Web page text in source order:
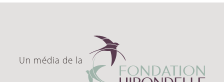
Un média de la